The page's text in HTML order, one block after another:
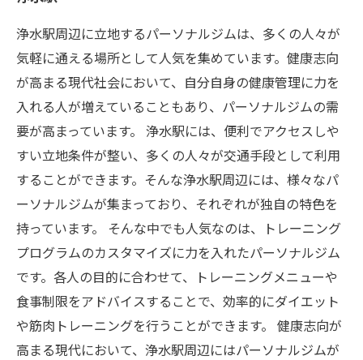
浄水駅周辺に立地するパーソナルジムは、多くの人々が
気軽に通える場所として人気を集めています。健康志向
が高まる現代社会において、自分自身の健康管理に力を
入れる人が増えていることもあり、パーソナルジムの需
要が高まっています。 浄水駅には、便利でアクセスしや
すい立地条件が整い、多くの人々が交通手段として利用
することができます。そんな浄水駅周辺には、様々なパ
ーソナルジムが集まっており、それぞれが独自の特色を
持っています。 そんな中でも人気なのは、トレーニング
プログラムのカスタマイズに力を入れたパーソナルジム
です。各人の目的に合わせて、トレーニングメニューや
食事制限をアドバイスすることで、効率的にダイエット
や筋肉トレーニングを行うことができます。 健康志向が
高まる現代において、浄水駅周辺にはパーソナルジムが